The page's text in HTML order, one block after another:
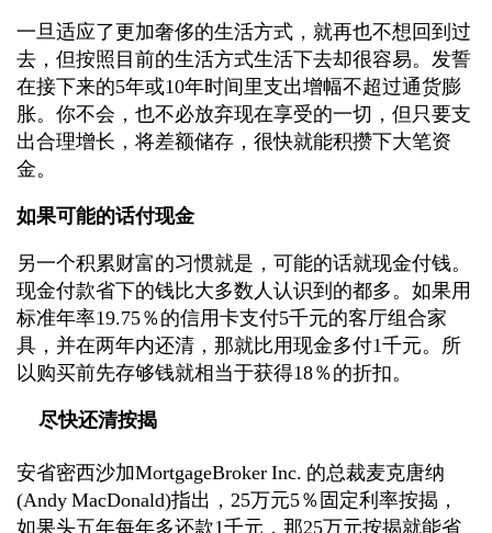
一旦适应了更加奢侈的生活方式，就再也不想回到过
去，但按照目前的生活方式生活下去却很容易。发誓
在接下来的5年或10年时间里支出增幅不超过通货膨
胀。你不会，也不必放弃现在享受的一切，但只要支
出合理增长，将差额储存，很快就能积攒下大笔资
金。
如果可能的话付现金
另一个积累财富的习惯就是，可能的话就现金付钱。
现金付款省下的钱比大多数人认识到的都多。如果用
标准年率19.75％的信用卡支付5千元的客厅组合家
具，并在两年内还清，那就比用现金多付1千元。所
以购买前先存够钱就相当于获得18％的折扣。
尽快还清按揭
安省密西沙加MortgageBroker Inc. 的总裁麦克唐纳
(Andy MacDonald)指出，25万元5％固定利率按揭，
如果头五年每年多还款1千元，那25万元按揭就能省